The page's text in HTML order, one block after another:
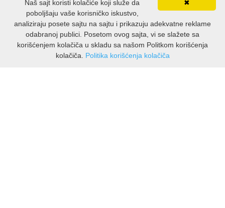
✖
Naš sajt koristi kolačiće koji služe da
poboljšaju vaše korisničko iskustvo,
analiziraju posete sajtu na sajtu i prikazuju adekvatne reklame
odabranoj publici. Posetom ovog sajta, vi se slažete sa
korišćenjem kolačiča u skladu sa našom Politkom korišćenja
kolačiča. Politika korišćenja kolačiča